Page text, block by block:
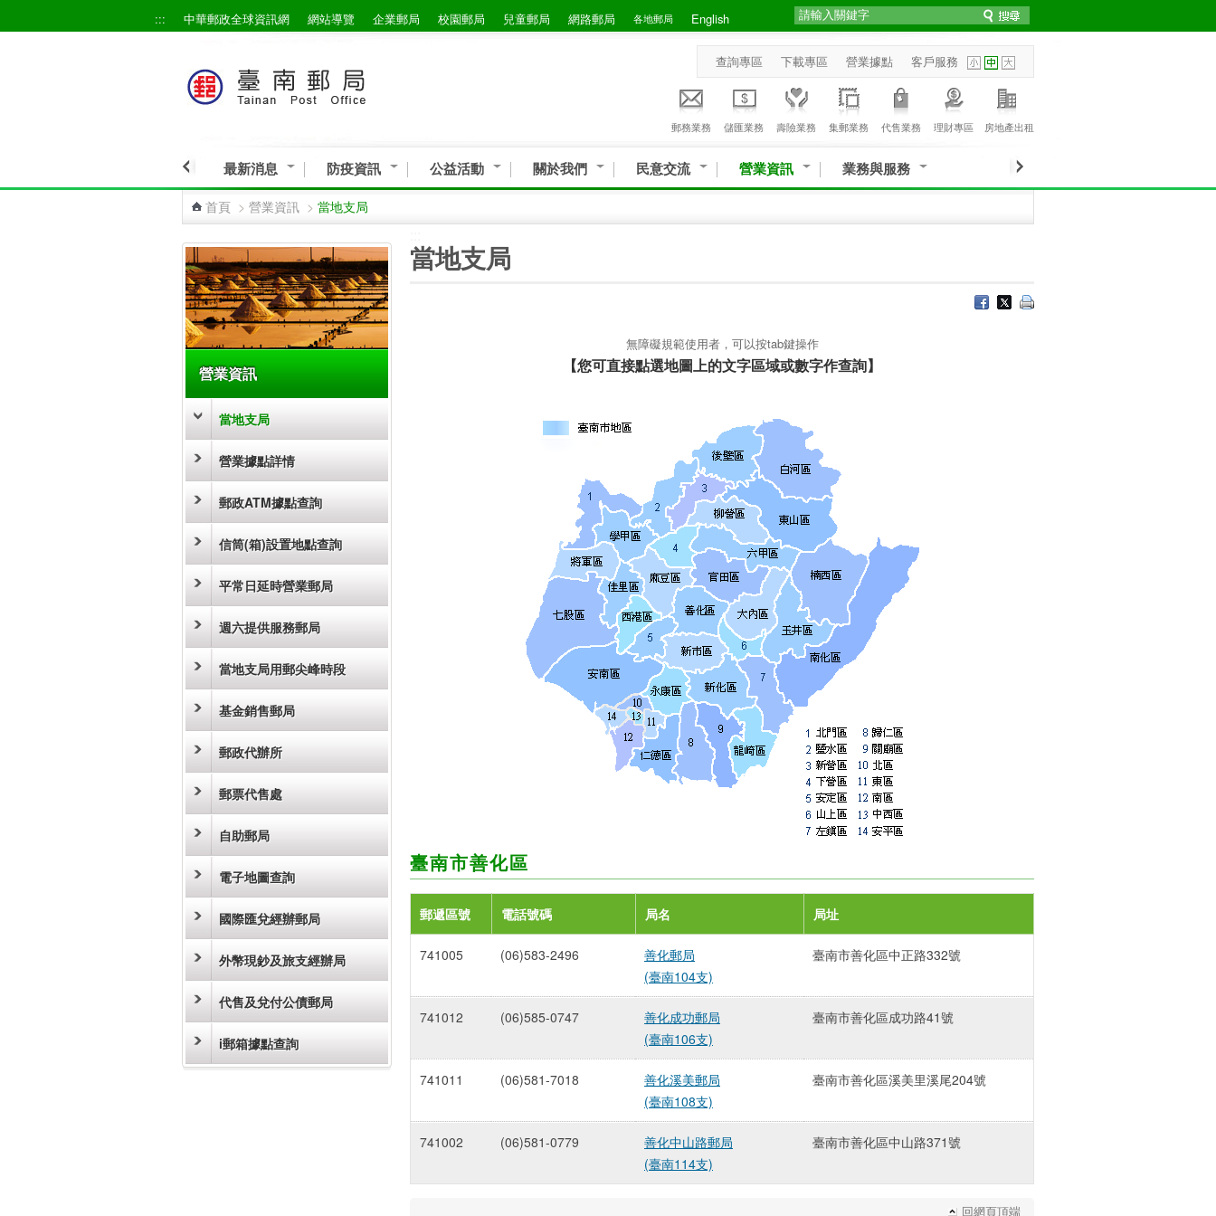
::: 中華郵政全球資訊網 網站導覽 企業郵局 校園郵局 兒童郵局 網路郵局 各地郵局 English
查詢專區 下載專區 營業據點 客戶服務
郵務業務 儲匯業務 壽險業務 集郵業務 代售業務 理財專區 房地產出租
最新消息 防疫資訊 公益活動 關於我們 民意交流 營業資訊 業務與服務
首頁 > 營業資訊 > 當地支局
營業資訊
當地支局
營業據點詳情
郵政ATM據點查詢
信筒(箱)設置地點查詢
平常日延時營業郵局
週六提供服務郵局
當地支局用郵尖峰時段
基金銷售郵局
郵政代辦所
郵票代售處
自助郵局
電子地圖查詢
國際匯兌經辦郵局
外幣現鈔及旅支經辦局
代售及兌付公債郵局
i郵箱據點查詢
當地支局
無障礙規範使用者，可以按tab鍵操作
【您可直接點選地圖上的文字區域或數字作查詢】
臺南市善化區
郵遞區號 電話號碼 局名 局址
741005 (06)583-2496
善化郵局
(臺南104支)
臺南市善化區中正路332號
741012 (06)585-0747
善化成功郵局
(臺南106支)
臺南市善化區成功路41號
741011 (06)581-7018
善化溪美郵局
(臺南108支)
臺南市善化區溪美里溪尾204號
741002 (06)581-0779
善化中山路郵局
(臺南114支)
臺南市善化區中山路371號
回網頁頂端